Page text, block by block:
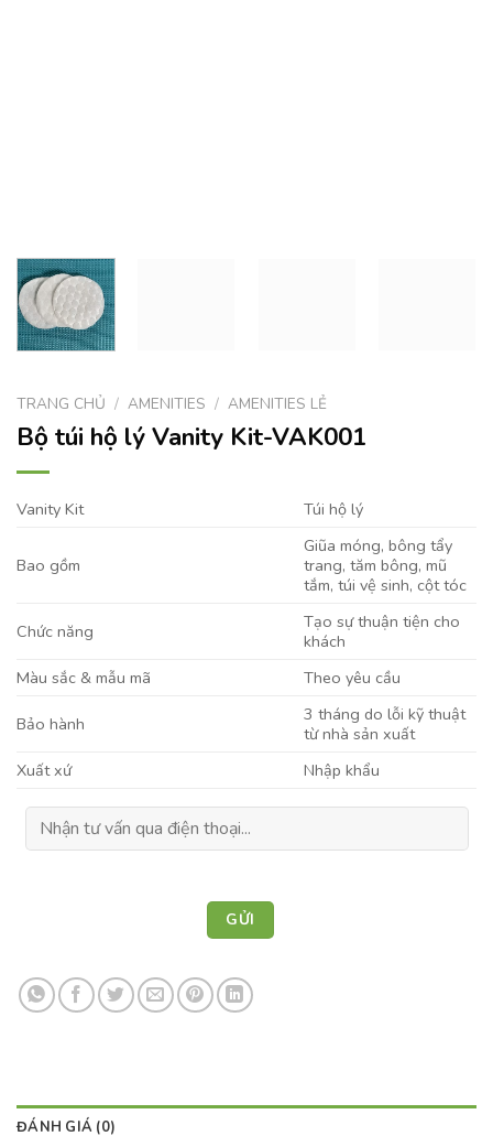
TRANG CHỦ / AMENITIES / AMENITIES LẺ
Bộ túi hộ lý Vanity Kit-VAK001
Vanity Kit Túi hộ lý
Bao gồm
Giũa móng, bông tẩy
trang, tăm bông, mũ
tắm, túi vệ sinh, cột tóc
Chức năng
Tạo sự thuận tiện cho
khách
Màu sắc & mẫu mã
Theo yêu cầu
Bảo hành
3 tháng do lỗi kỹ thuật
từ nhà sản xuất
Xuất xứ
Nhập khẩu
ĐÁNH GIÁ (0)